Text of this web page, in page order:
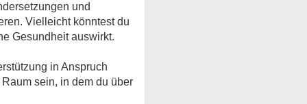
und
Vielleicht könntest du
Gesundheit auswirkt.
in Anspruch
sein, in dem du über